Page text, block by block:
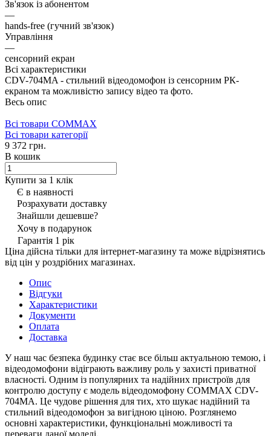
Зв'язок із абонентом
—
hands-free (гучний зв'язок)
Управління
—
сенсорний екран
Всі характеристики
CDV-704MA - стильний відеодомофон із сенсорним РК-
екраном та можливістю запису відео та фото.
Весь опис
Всі товари COMMAX
Всі товари категорії
9 372 грн.
В кошик
Купити за 1 клiк
Є в наявності
Розрахувати доставку
Знайшли дешевше?
Хочу в подарунок
Гарантія 1 рік
Ціна дійсна тільки для інтернет-магазину та може відрізнятись
від цін у роздрібних магазинах.
Опис
Відгуки
Характеристики
Документи
Оплата
Доставка
У наш час безпека будинку стає все більш актуальною темою, і
відеодомофони відіграють важливу роль у захисті приватної
власності. Одним із популярних та надійних пристроїв для
контролю доступу є модель відеодомофону COMMAX CDV-
704MA. Це чудове рішення для тих, хто шукає надійний та
стильний відеодомофон за вигідною ціною. Розглянемо
основні характеристики, функціональні можливості та
переваги даної моделі.